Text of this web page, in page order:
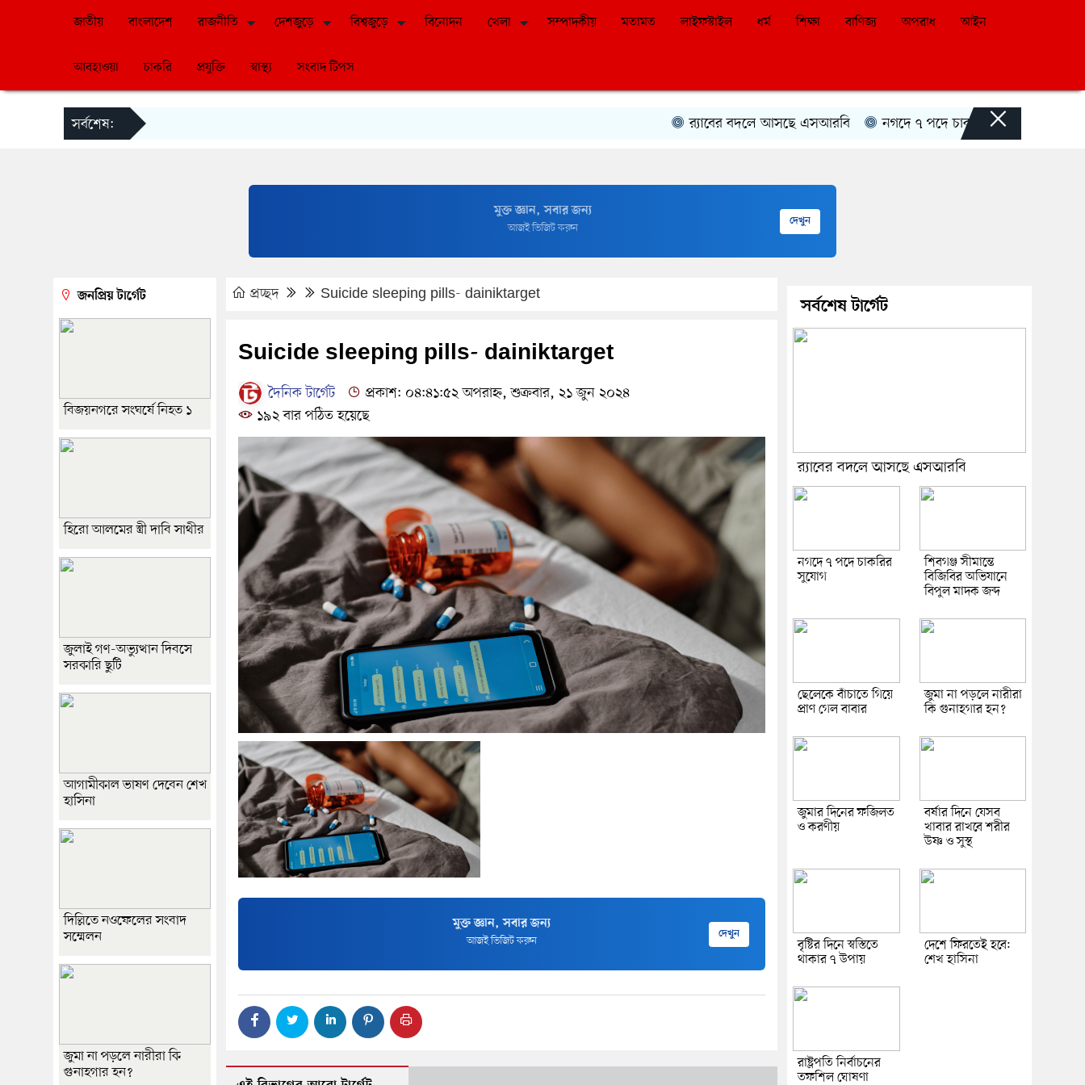
জাতীয় বাংলাদেশ রাজনীতি দেশজুড়ে বিশ্বজুড়ে বিনোদন খেলা সম্পাদকীয় মতামত লাইফস্টাইল ধর্ম শিক্ষা বাণিজ্য অপরাধ আইন
আবহাওয়া চাকরি প্রযুক্তি স্বাস্থ্য সংবাদ টিপস
সর্বশেষ: র‍্যাবের বদলে আসছে এসআরবি নগদে ৭ পদে চাকরির সুযোগ×
মুক্তপিডিয়া দেখুন
প্রচ্ছদ Suicide sleeping pills- dainiktarget
Suicide sleeping pills- dainiktarget
দৈনিক টার্গেট
প্রকাশ: ০৪:৪১:৫২ অপরাহ্ন, শুক্রবার, ২১ জুন ২০২৪
১৯২ বার পঠিত হয়েছে
মুক্ত জ্ঞান, সবার জন্য
আজই ভিজিট করুন দেখুন
জনপ্রিয় টার্গেট
বিজয়নগরে সংঘর্ষে নিহত ১
হিরো আলমের স্ত্রী দাবি সাথীর
জুলাই গণ-অভ্যুত্থান দিবসে
সরকারি ছুটি
আগামীকাল ভাষণ দেবেন শেখ
হাসিনা
দিল্লিতে নওফেলের সংবাদ
সম্মেলন
জুমা না পড়লে নারীরা কি
গুনাহগার হন?
সর্বশেষ টার্গেট
র‍্যাবের বদলে আসছে এসআরবি
নগদে ৭ পদে চাকরির
সুযোগ
শিবগঞ্জ সীমান্তে
বিজিবির অভিযানে
বিপুল মাদক জব্দ
ছেলেকে বাঁচাতে গিয়ে
প্রাণ গেল বাবার
জুমা না পড়লে নারীরা
কি গুনাহগার হন?
জুমার দিনের ফজিলত
ও করণীয়
বর্ষার দিনে যেসব
খাবার রাখবে শরীর
উষ্ণ ও সুস্থ
বৃষ্টির দিনে স্বস্তিতে
থাকার ৭ উপায়
দেশে ফিরতেই হবে:
শেখ হাসিনা
রাষ্ট্রপতি নির্বাচনের
তফশিল ঘোষণা